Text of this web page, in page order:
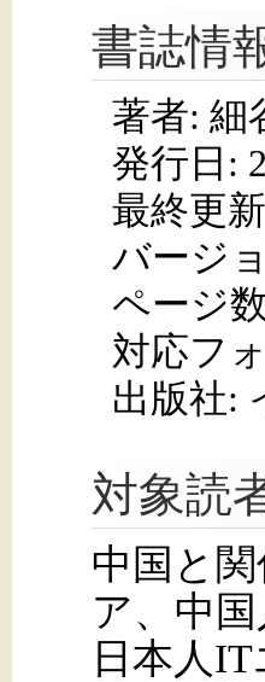
書誌情
著者: 細
発行日:
最終更
バージ
ページ
対応フ
出版社:
対象読
中国と
ア、中
日本人